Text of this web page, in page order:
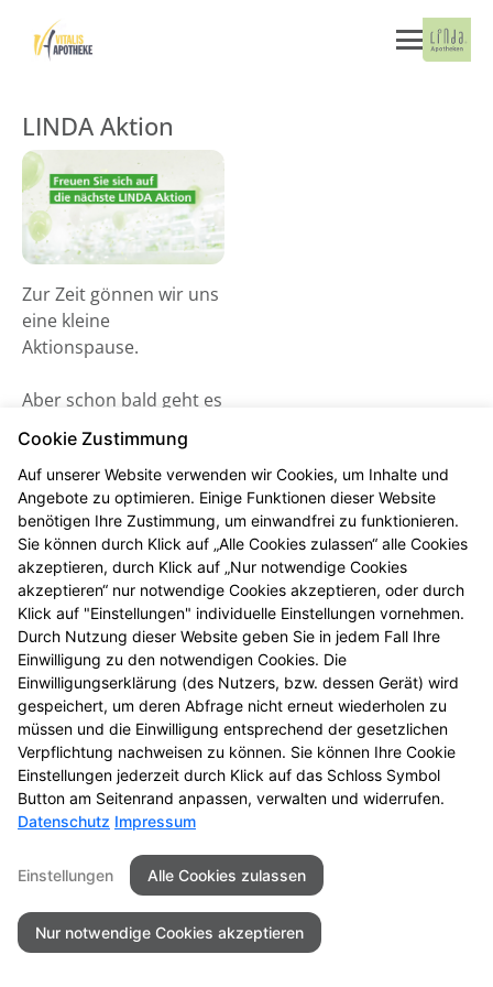
LINDA Aktion
Zur Zeit gönnen wir uns
eine kleine
Aktionspause.
Aber schon bald geht es
wieder los! Schauen Sie
gerne ab dem 02. Juni
2026 vorbei und
entdecken Sie neue
Aktionsprodukte und
das nächste
Gewinnspiel.
Kontakt Impressum
Datenschutz
Barrierefreiheit
©2026Vitalis Apotheke - Troisdorf
Cookie Zustimmung
Auf unserer Website verwenden wir Cookies, um Inhalte und
Angebote zu optimieren. Einige Funktionen dieser Website
benötigen Ihre Zustimmung, um einwandfrei zu funktionieren.
Sie können durch Klick auf „Alle Cookies zulassen“ alle Cookies
akzeptieren, durch Klick auf „Nur notwendige Cookies
akzeptieren“ nur notwendige Cookies akzeptieren, oder durch
Klick auf "Einstellungen" individuelle Einstellungen vornehmen.
Durch Nutzung dieser Website geben Sie in jedem Fall Ihre
Einwilligung zu den notwendigen Cookies. Die
Einwilligungserklärung (des Nutzers, bzw. dessen Gerät) wird
gespeichert, um deren Abfrage nicht erneut wiederholen zu
müssen und die Einwilligung entsprechend der gesetzlichen
Verpflichtung nachweisen zu können. Sie können Ihre Cookie
Einstellungen jederzeit durch Klick auf das Schloss Symbol
Button am Seitenrand anpassen, verwalten und widerrufen.
Datenschutz Impressum
Einstellungen Alle Cookies zulassen
Nur notwendige Cookies akzeptieren